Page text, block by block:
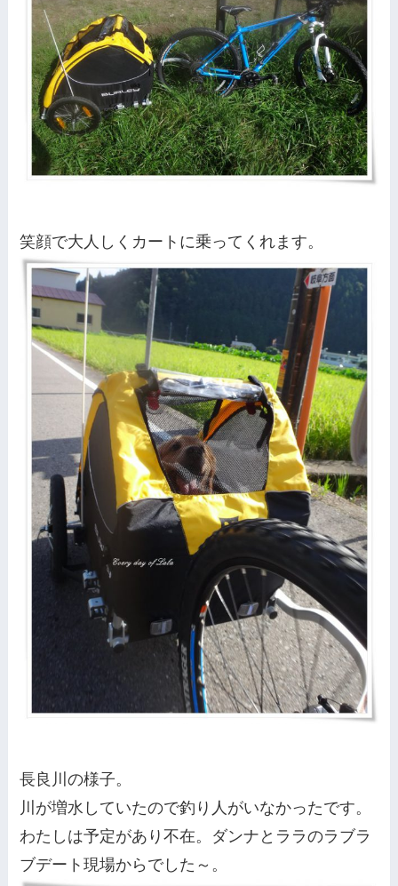
笑顔で大人しくカートに乗ってくれます。
長良川の様子。
川が増水していたので釣り人がいなかったです。
わたしは予定があり不在。ダンナとララのラブラ
ブデート現場からでした～。